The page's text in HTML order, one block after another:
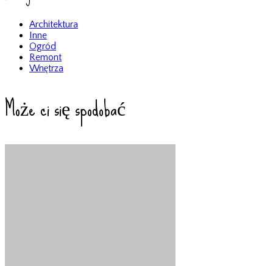
Architektura
Inne
Ogród
Remont
Wnętrza
Może ci się spodobać